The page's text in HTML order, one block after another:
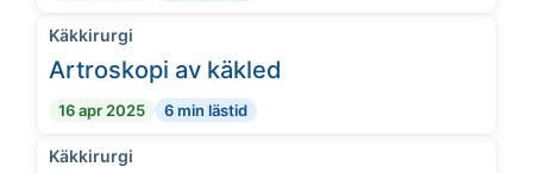
Käkkirurgi
Artroskopi av käkled
16 apr 2025 6 min lästid
Käkkirurgi